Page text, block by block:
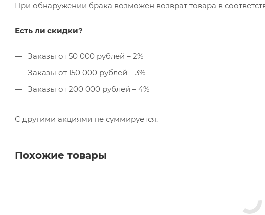
При обнаружении брака возможен возврат товара в
Есть ли скидки?
Заказы от 50 000 рублей – 2%
Заказы от 150 000 рублей – 3%
Заказы от 200 000 рублей – 4%
С другими акциями не суммируется.
Похожие товары